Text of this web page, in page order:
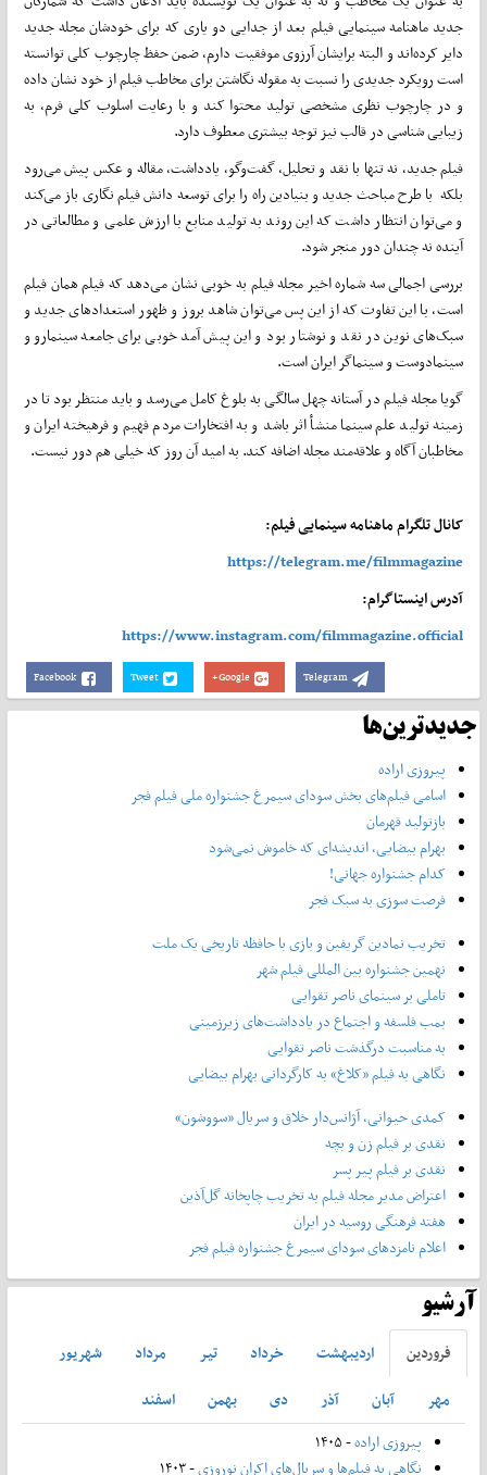
جدید ماهنامه سینمایی فیلم بعد از جدایی دو یاری که برای خودشان مجله جدید
دایر کرده‌اند و البته برایشان آرزوی موفقیت دارم، ضمن حفظ چارچوب کلی توانسته
است رویکرد جدیدی را نسبت به مقوله نگاشتن برای مخاطب فیلم از خود نشان داده
و در چارچوب نظری مشخصی تولید محتوا کند و با رعایت اسلوب کلی فرم، به
زیبایی شناسی در قالب نیز توجه بیشتری معطوف دارد.
فیلم جدید، نه تنها با نقد و تحلیل، گفت‌وگو، یادداشت، مقاله و عکس پیش می‌رود
بلکه با طرح مباحث جدید و بنیادین راه را برای توسعه دانش فیلم نگاری باز می‌کند
و می‌توان انتظار داشت که این روند به تولید منابع با ارزش علمی و مطالعاتی در
آینده نه چندان دور منجر شود.
بررسی اجمالی سه شماره اخیر مجله فیلم به خوبی نشان می‌دهد که فیلم همان فیلم
است، با این تفاوت که از این پس می‌توان شاهد بروز و ظهور استعدادهای جدید و
سبک‌های نوین در نقد و نوشتار بود و این پیش آمد خوبی برای جامعه سینمارو و
سینمادوست و سینماگر ایران است.
گویا مجله فیلم در آستانه چهل سالگی به بلوغ کامل می‌رسد و باید منتظر بود تا در
زمینه تولید علم سینما منشأ اثر باشد و به افتخارات مردم فهیم و فرهیخته ایران و
مخاطبان آگاه و علاقه‌مند مجله اضافه کند. به امید آن روز که خیلی هم دور نیست.
کانال تلگرام ماهنامه سینمایی فیلم:
https://telegram.me/filmmagazine
آدرس اینستاگرام:
https://www.instagram.com/filmmagazine.official
Facebook Tweet Google+ Telegram
جدیدترین‌ها
پیروزی اراده
اسامی فیلم‌های بخش سودای سیمرغ جشنواره‌ ملی فیلم فجر
بازتولید قهرمان
بهرام بیضایی، اندیشه‌ای که خاموش نمی‌شود
کدام جشنواره جهانی!
فرصت سوزی به سبک فجر
تخریب نمادین گریفین و بازی با حافظه تاریخی یک ملت
نهمین جشنواره بین المللی فیلم شهر
تاملی بر سینمای ناصر تقوایی
بمب فلسفه و اجتماع در یادداشت‌های زیرزمینی
به مناسبت درگذشت ناصر تقوایی
نگاهی به فیلم «کلاغ» به کارگردانی بهرام بیضایی
کمدی حیوانی، آژانس‌دار خلاق و سریال «سووشون»
نقدی بر فیلم زن و بچه
نقدی بر فیلم پیر پسر
اعتراض مدیر مجله فیلم به تخریب چاپخانه گل‌آذین
هفته فرهنگی روسیه در ایران
اعلام نامزدهای سودای سیمرغ جشنواره فیلم فجر
آرشیو
فروردين ارديبهشت خرداد تير مرداد
شهريور
مهر
آبان آذر دی بهمن
اسفند
پیروزی اراده- ۱۴۰۵
نگاهی به فیلم‌ها و سریال‌های اکران نوروزی- ۱۴۰۳